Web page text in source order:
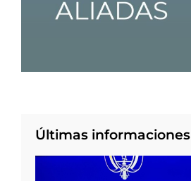
Últimas informaciones